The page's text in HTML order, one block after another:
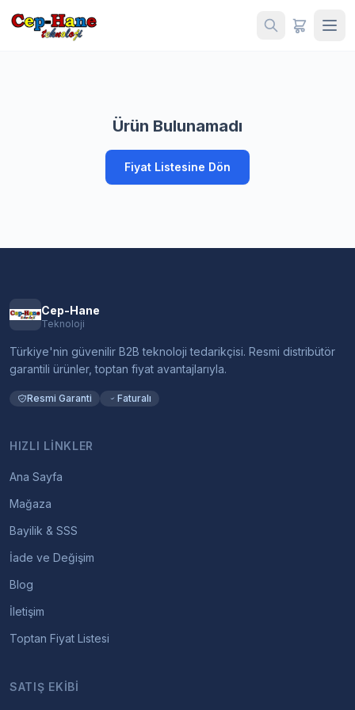
Ürün Bulunamadı
Fiyat Listesine Dön
Cep-Hane
Teknoloji
Türkiye'nin güvenilir B2B teknoloji tedarikçisi. Resmi distribütör
garantili ürünler, toptan fiyat avantajlarıyla.
Resmi Garanti Faturalı
HIZLI LINKLER
Ana Sayfa
Mağaza
Bayilik & SSS
İade ve Değişim
Blog
İletişim
Toptan Fiyat Listesi
SATIŞ EKIBI